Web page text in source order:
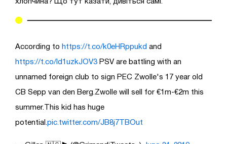
According to https://t.co/k0eHRppukd and
https://t.co/Id1uzkJOV3 PSV are battling with an
unnamed foreign club to sign PEC Zwolle's 17 year old
CB Sepp van den Berg.Zwolle will sell for €1m-€2m this
summer.This kid has huge
potential. pic.twitter.com/JB8j7TBOut